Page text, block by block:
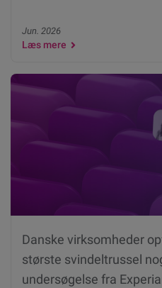
Jun. 2026
Læs mere
Danske virksomheder
største svindeltrussel
undersøgelse fra